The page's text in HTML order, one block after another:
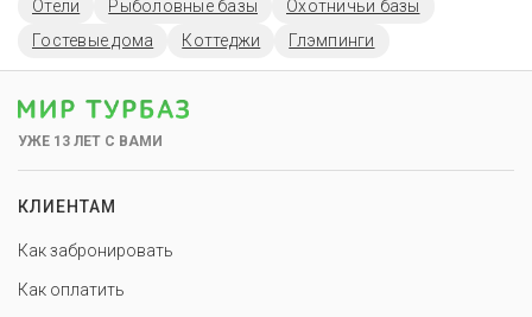
Отели Рыболовные базы
Охотничьи базы
Гостевые дома
Коттеджи Глэмпинги
УЖЕ 13 ЛЕТ С ВАМИ
КЛИЕНТАМ
Как забронировать
Как оплатить